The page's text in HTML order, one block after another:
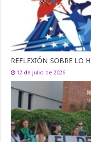
REFLEXIÓN SOBRE
12 de julio de 2026